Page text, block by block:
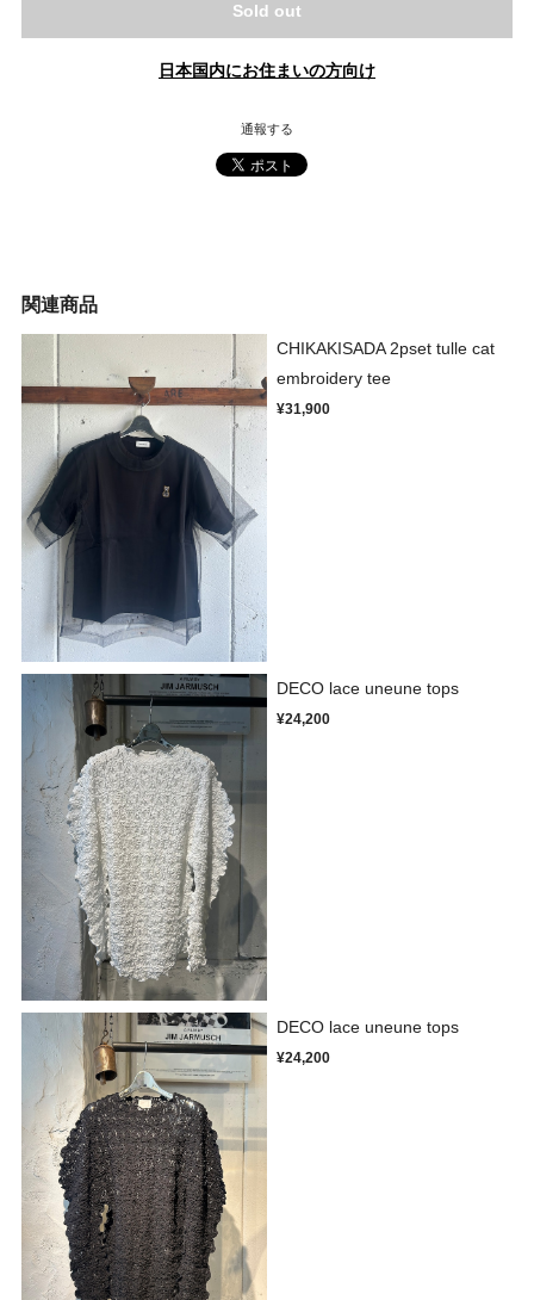
Sold out
日本国内にお住まいの方向け
通報する
関連商品
CHIKAKISADA 2pset tulle cat
embroidery tee
¥31,900
DECO lace uneune tops
¥24,200
DECO lace uneune tops
¥24,200